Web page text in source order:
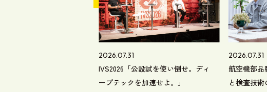
2026.07.31
IVS2026「公設試を使い倒せ。ディ
ープテックを加速せよ。」
2026.07.31
航空機部品
と検査技術